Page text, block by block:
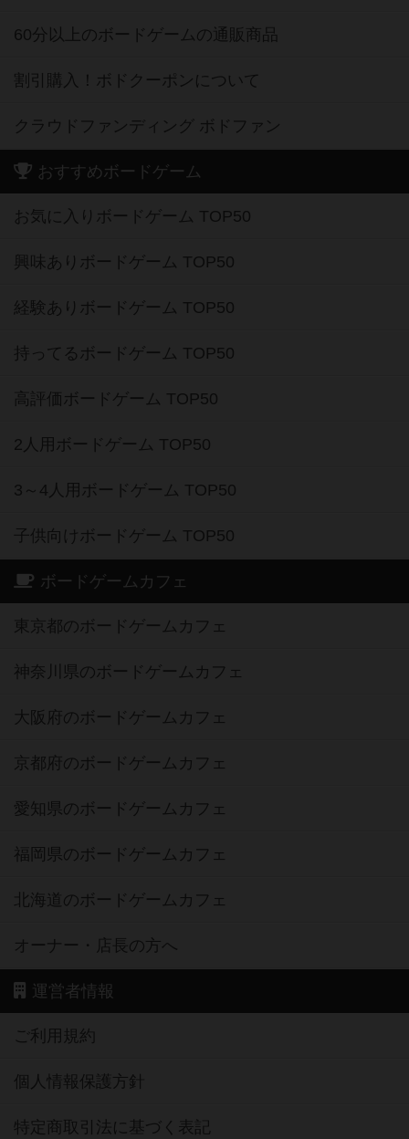
60分以上のボードゲームの通販商品
割引購入！ボドクーポンについて
クラウドファンディング ボドファン
おすすめボードゲーム
お気に入りボードゲーム TOP50
興味ありボードゲーム TOP50
経験ありボードゲーム TOP50
持ってるボードゲーム TOP50
高評価ボードゲーム TOP50
2人用ボードゲーム TOP50
3～4人用ボードゲーム TOP50
子供向けボードゲーム TOP50
ボードゲームカフェ
東京都のボードゲームカフェ
神奈川県のボードゲームカフェ
大阪府のボードゲームカフェ
京都府のボードゲームカフェ
愛知県のボードゲームカフェ
福岡県のボードゲームカフェ
北海道のボードゲームカフェ
オーナー・店長の方へ
運営者情報
ご利用規約
個人情報保護方針
特定商取引法に基づく表記